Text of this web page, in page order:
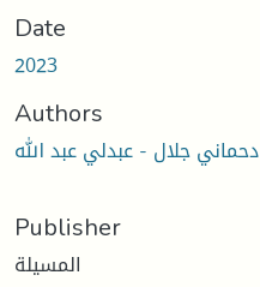
Date
2023
Authors
دحماني جلال - عبدلي عبد الله
Publisher
المسيلة